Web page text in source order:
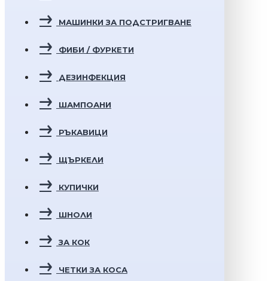
МАШИНКИ ЗА ПОДСТРИГВАНЕ
ФИБИ / ФУРКЕТИ
ДЕЗИНФЕКЦИЯ
ШАМПОАНИ
РЪКАВИЦИ
ЩЪРКЕЛИ
КУПИЧКИ
ШНОЛИ
ЗА КОК
ЧЕТКИ ЗА КОСА